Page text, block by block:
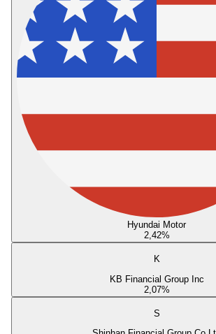
Hyundai Motor
2,42%
K
KB Financial Group Inc
2,07%
S